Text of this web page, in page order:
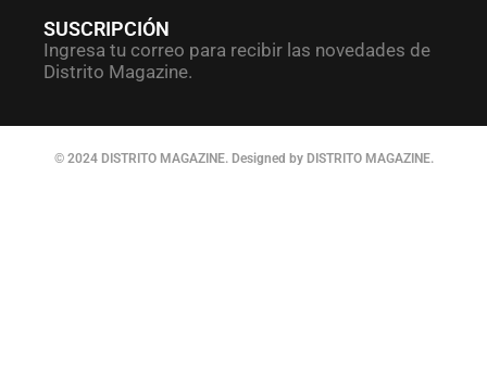
SUSCRIPCIÓN
Ingresa tu correo para recibir las novedades de
Distrito Magazine.
© 2024 DISTRITO MAGAZINE. Designed by DISTRITO MAGAZINE.